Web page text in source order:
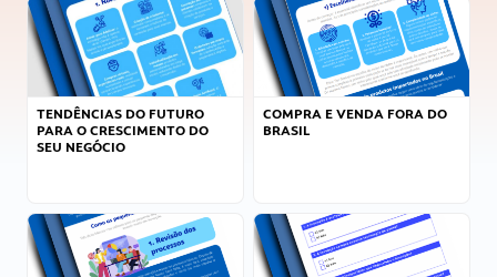
TENDÊNCIAS DO FUTURO
PARA O CRESCIMENTO DO
SEU NEGÓCIO
COMPRA E VENDA FORA DO
BRASIL